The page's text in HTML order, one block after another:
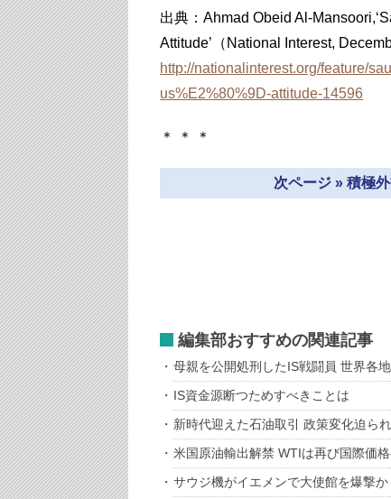
出典：Ahmad Obeid Al-
Attitude’（National Interest,
http://nationalinterest.org/feature/
us%E2%80%9D-attitude-14596
＊ ＊ ＊
次ページ » 積極
編集部おすすめの関連記事
母親を公開処刑したIS戦闘員 世界各
IS資金源断つためすべきことは
新時代迎えた石油取引 政策変化迫ら
米国原油輸出解禁 WTIは再び国際価
サウジ機がイエメンで大使館を爆撃